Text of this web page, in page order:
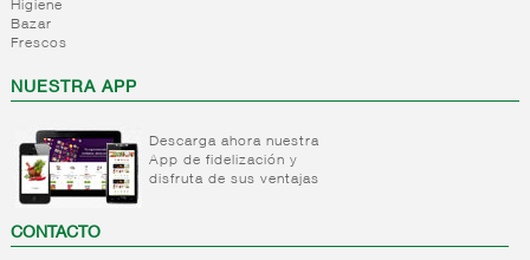
Higiene
Bazar
Frescos
NUESTRA APP
Descarga ahora nuestra
App de fidelización y
disfruta de sus ventajas
CONTACTO